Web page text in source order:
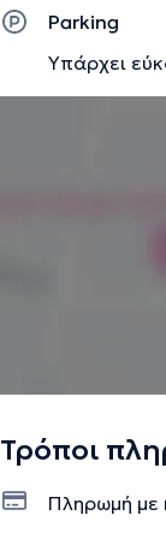
Parking
Υπάρχει
Τρόποι
Πληρωμή με